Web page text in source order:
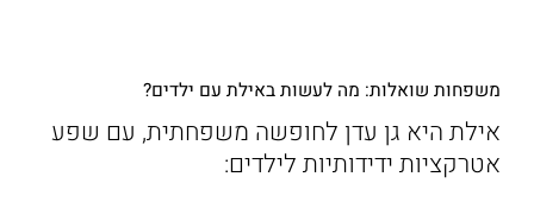
משפחות שואלות: מה לעשות באילת עם ילדים?
אילת היא גן עדן לחופשה משפחתית, עם שפע
אטרקציות ידידותיות לילדים: